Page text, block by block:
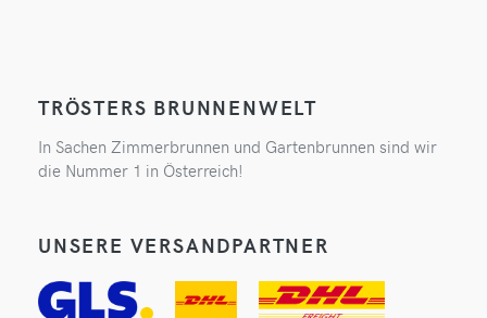
TRÖSTERS BRUNNENWELT
In Sachen Zimmerbrunnen und Gartenbrunnen sind wir
die Nummer 1 in Österreich!
UNSERE VERSANDPARTNER